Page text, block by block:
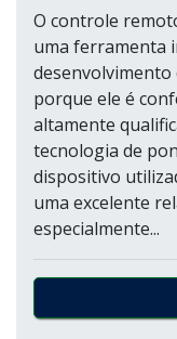
O controle
uma ferramenta
desenvolvimento
porque ele é
altamente
tecnologia de
dispositivo
uma excelente
especialmente...